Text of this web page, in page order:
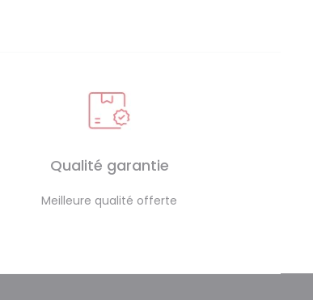
Qualité garantie
Meilleure qualité offerte